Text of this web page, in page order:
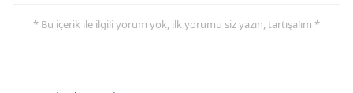
* Bu içerik ile ilgili yorum yok, ilk yorumu siz yazın, tartışalım *